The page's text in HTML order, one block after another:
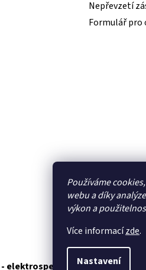
Používáme
webu a díky
výkon a
Více informacízde.
Nastavení
Nepřevzetí
Formulář pro
elektrospecialista - RC modely,